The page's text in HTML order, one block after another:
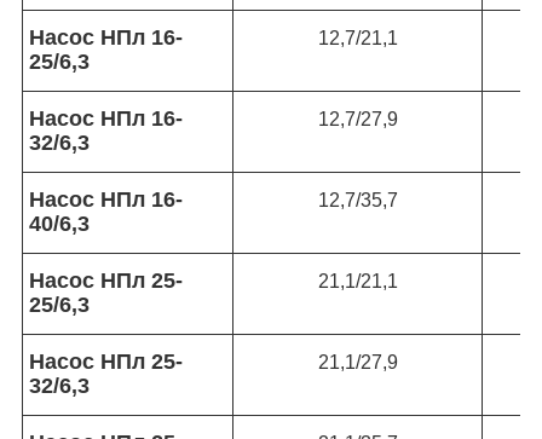
Насос НПл 16-
25/6,3
12,7/21,1
Насос НПл 16-
32/6,3
12,7/27,9
Насос НПл 16-
40/6,3
12,7/35,7
Насос НПл 25-
25/6,3
21,1/21,1
Насос НПл 25-
32/6,3
21,1/27,9